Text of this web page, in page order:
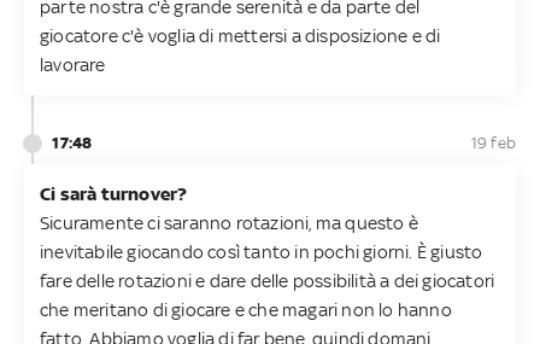
parte nostra c'è grande serenità e da parte del
giocatore c'è voglia di mettersi a disposizione e di
lavorare
17:48 19 feb
Ci sarà turnover?
Sicuramente ci saranno rotazioni, ma questo è
inevitabile giocando così tanto in pochi giorni. È giusto
fare delle rotazioni e dare delle possibilità a dei giocatori
che meritano di giocare e che magari non lo hanno
fatto. Abbiamo voglia di far bene, quindi domani